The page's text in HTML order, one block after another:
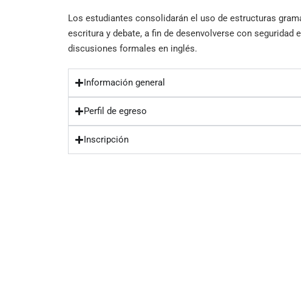
Los estudiantes consolidarán el uso de estructuras
escritura y debate, a fin de desenvolverse con
discusiones formales en inglés.
Información general
Perfil de egreso
Inscripción